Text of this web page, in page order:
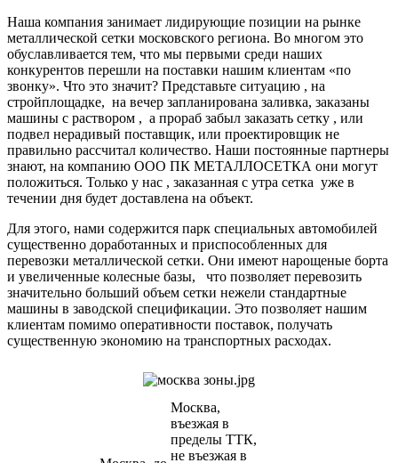
Наша компания занимает лидирующие позиции на рынке
металлической сетки московского региона. Во многом это
обуславливается тем, что мы первыми среди наших
конкурентов перешли на поставки нашим клиентам «по
звонку». Что это значит? Представьте ситуацию , на
стройплощадке, на вечер запланирована заливка, заказаны
машины с раствором , а прораб забыл заказать сетку , или
подвел нерадивый поставщик, или проектировщик не
правильно рассчитал количество. Наши постоянные партнеры
знают, на компанию ООО ПК МЕТАЛЛОСЕТКА они могут
положиться. Только у нас , заказанная с утра сетка уже в
течении дня будет доставлена на объект.
Для этого, нами содержится парк специальных автомобилей
существенно доработанных и приспособленных для
перевозки металлической сетки. Они имеют нарощеные борта
и увеличенные колесные базы, что позволяет перевозить
значительно больший объем сетки нежели стандартные
машины в заводской спецификации. Это позволяет нашим
клиентам помимо оперативности поставок, получать
существенную экономию на транспортных расходах.
Москва,
въезжая в
пределы ТТК,
не въезжая в